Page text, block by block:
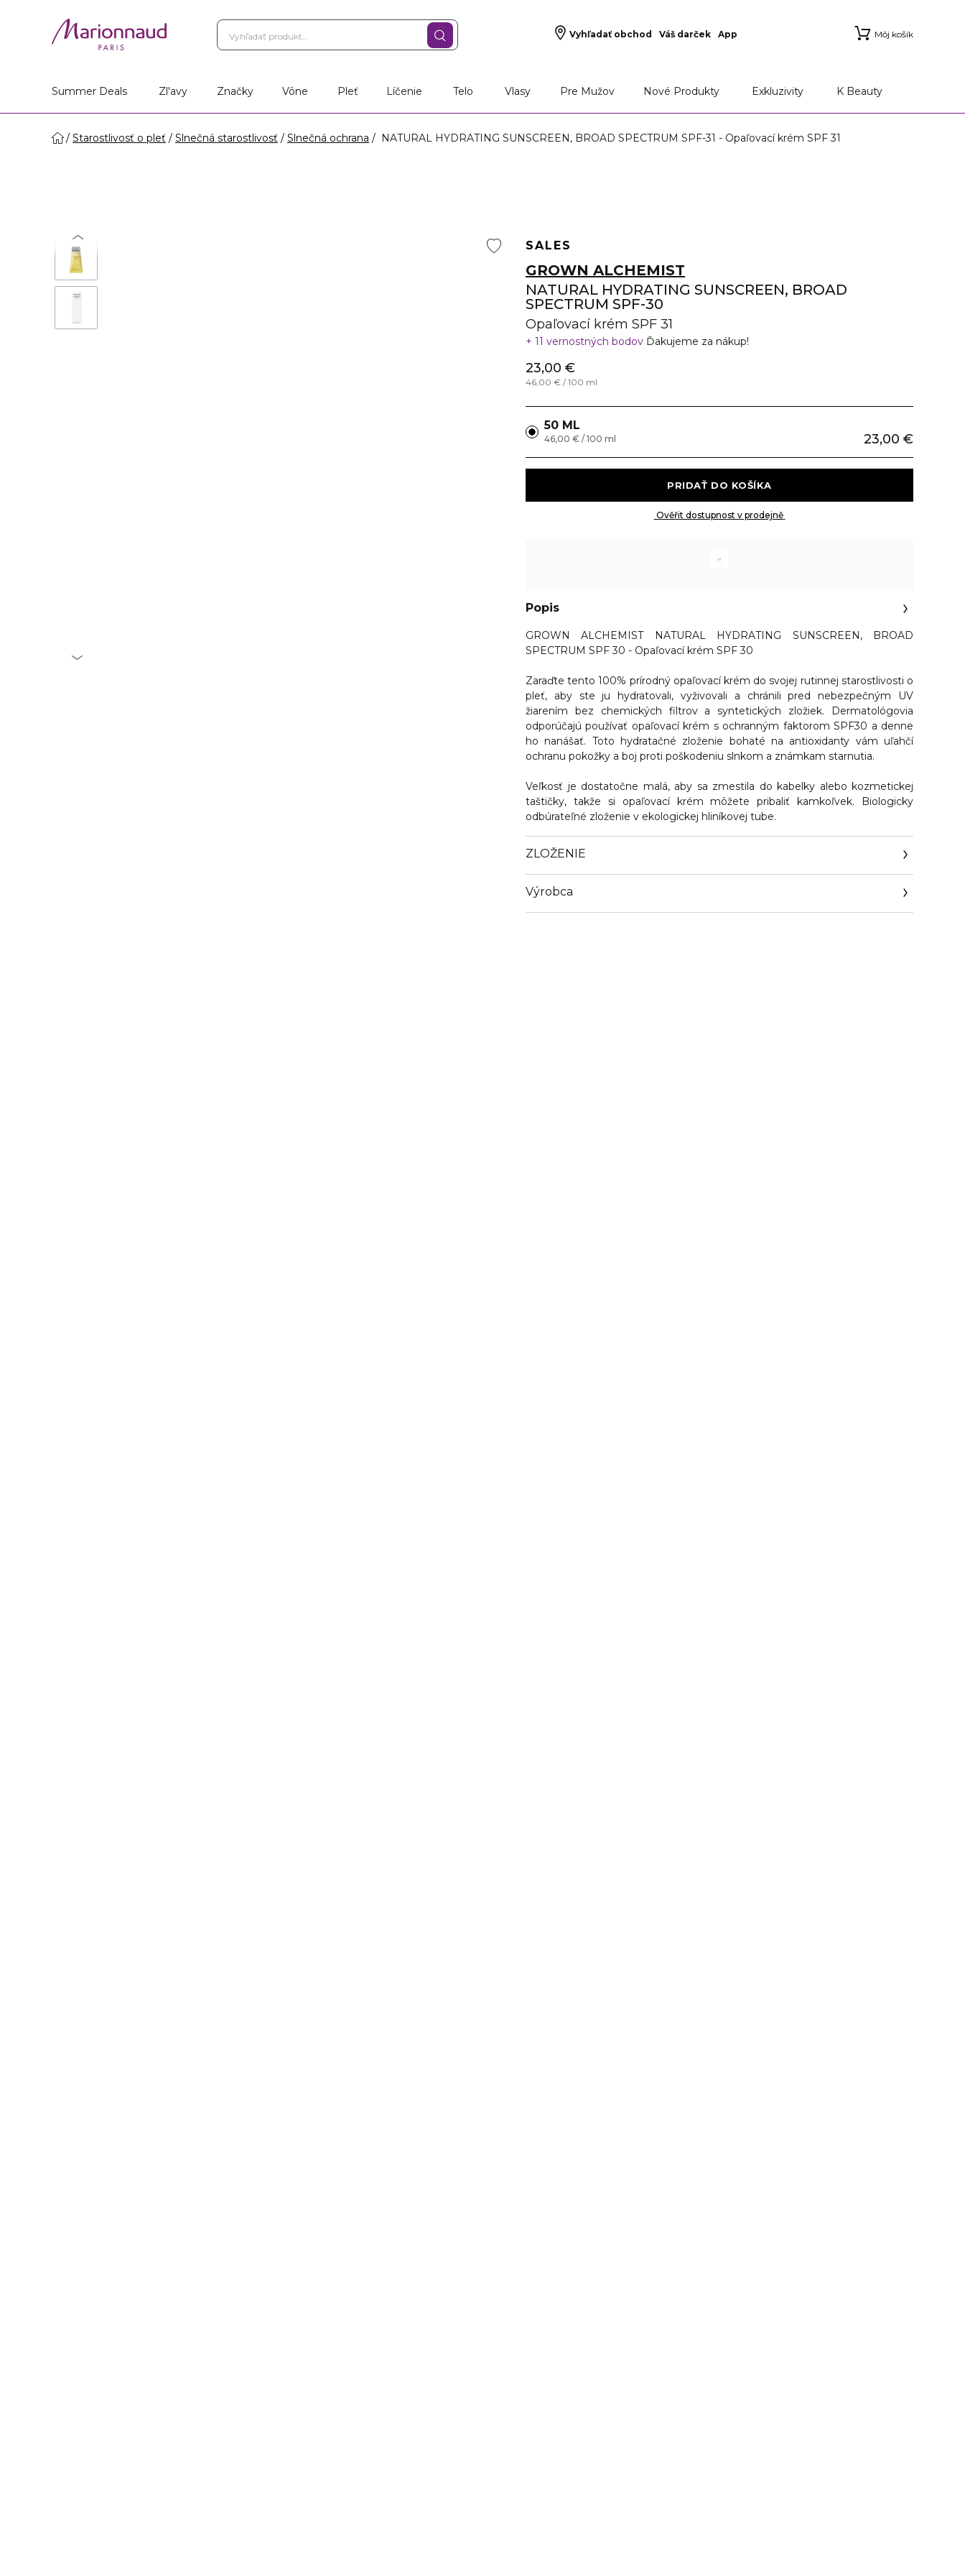
Vyhľadať obchod Váš darček App Môj košík
Summer Deals Zl'avy Značky Vône Pleť Líčenie Telo Vlasy Pre Mužov Nové Produkty Exkluzivity K Beauty
Starostlivosť o pleť Slnečná starostlivosť Slnečná ochrana NATURAL HYDRATING SUNSCREEN, BROAD SPECTRUM SPF-31 - Opaľovací krém SPF 31
SALES
GROWN ALCHEMIST
NATURAL HYDRATING SUNSCREEN, BROAD
SPECTRUM SPF-30
Opaľovací krém SPF 31
11 vernostných bodov Ďakujeme za nákup!
23,00 €
46,00 € / 100 ml
50 ML
23,00 €
46,00 € / 100 ml
Ověřit dostupnost v prodejně
Popis
GROWN ALCHEMIST NATURAL HYDRATING SUNSCREEN, BROAD
SPECTRUM SPF 30 - Opaľovací krém SPF 30
Zaraďte tento 100% prírodný opaľovací krém do svojej rutinnej starostlivosti o
pleť, aby ste ju hydratovali, vyživovali a chránili pred nebezpečným UV
žiarením bez chemických filtrov a syntetických zložiek. Dermatológovia
odporúčajú používať opaľovací krém s ochranným faktorom SPF30 a denne
ho nanášať. Toto hydratačné zloženie bohaté na antioxidanty vám uľahčí
ochranu pokožky a boj proti poškodeniu slnkom a známkam starnutia.
Veľkosť je dostatočne malá, aby sa zmestila do kabelky alebo kozmetickej
taštičky, takže si opaľovací krém môžete pribaliť kamkoľvek. Biologicky
odbúrateľné zloženie v ekologickej hliníkovej tube.
ZLOŽENIE
Výrobca